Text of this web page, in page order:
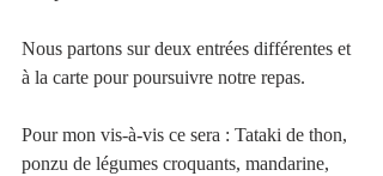
Nous partons sur deux entrées différentes et
à la carte pour poursuivre notre repas.
Pour mon vis-à-vis ce sera : Tataki de thon,
ponzu de légumes croquants, mandarine,